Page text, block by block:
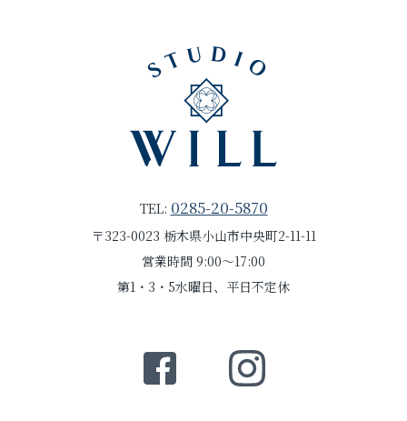
TEL: 0285-20-5870
〒323-0023 栃木県小山市中央町2-11-11
営業時間 9:00～17:00
第1・3・5水曜日、平日不定休